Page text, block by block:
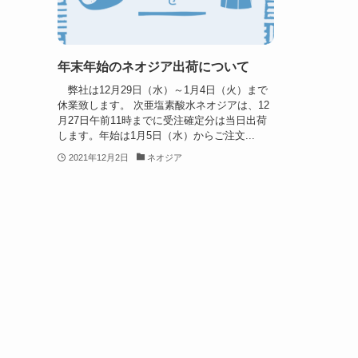
年末年始のネオジア出荷について
弊社は12月29日（水）～1月4日（火）まで
休業致します。 次亜塩素酸水ネオジアは、12
月27日午前11時までに受注確定分は当日出荷
します。年始は1月5日（水）からご注文...
2021年12月2日 ネオジア